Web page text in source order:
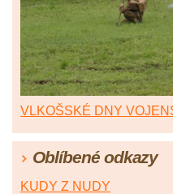
VLKOŠSKÉ DNY
Oblíbené odkazy
KUDY Z NUDY